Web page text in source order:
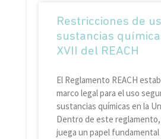
Restricciones de
sustancias
XVII del REACH
El Reglamento REACH
marco legal para el uso
sustancias químicas en la
Dentro de este reglamento,
juega un papel